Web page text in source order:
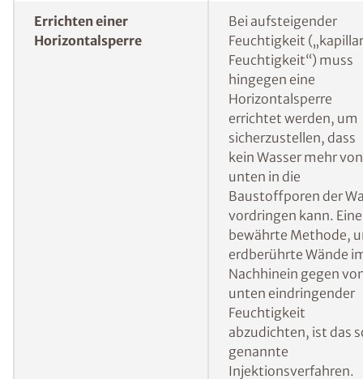
Feuchtigkeitsursache bestehen mehrere
Möglichkeiten, um einen feuchten Keller oder
Wohnraum nachträglich abzudichten und ein
weiteres Eindringen von Feuchtigkeit zu
Bei von der Seite
eindringender
Feuchtigkeit
eine nachträglich
errichtete
dass das Wasser
weiterhin von außen
die Wand gelangt.
Mehr Informationen
ISOTEC-
Außenabdichtung